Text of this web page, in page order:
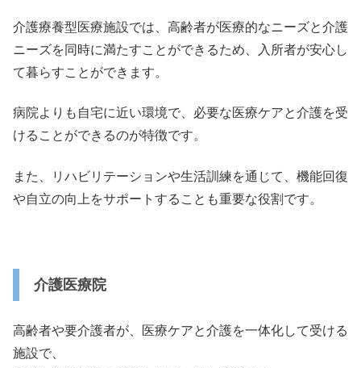
介護療養型医療施設では、高齢者が医療的なニーズと介護
ニーズを同時に満たすことができるため、入所者が安心し
て暮らすことができます。
病院よりも自宅に近い環境で、必要な医療ケアと介護を受
けることができるのが特徴です。
また、リハビリテーションや生活訓練を通じて、機能回復
や自立の向上をサポートすることも重要な役割です。
介護医療院
高齢者や要介護者が、医療ケアと介護を一体化して受ける
施設で、